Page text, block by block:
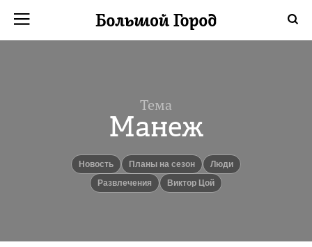
Тема
Манеж
Новость Планы на сезон
люди
Развлечения
Виктор Цой